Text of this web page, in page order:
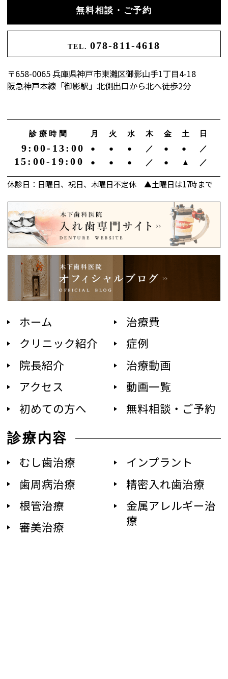
TEL. 078-811-4618
無料相談・ご予約
〒658-0065 兵庫県神戸市東灘区御影山手1丁目4-18
阪急神戸本線「御影駅」北側出口から北へ徒歩2分
診療時間 月 火 水 木 金 土 日
9:00-13:00 ● ● ● ／ ● ● ／
15:00-19:00 ● ● ● ／ ● ▲ ／
休診日：日曜日、祝日、木曜日不定休 ▲土曜日は17時まで
ホーム
クリニック紹介
院長紹介
アクセス
初めての方へ
治療費
症例
治療動画
動画一覧
無料相談・ご予約
診療内容
むし歯治療
歯周病治療
根管治療
審美治療
インプラント
精密入れ歯治療
金属アレルギー治
療